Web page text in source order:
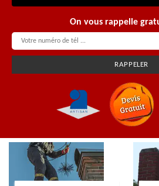
On vous rappelle